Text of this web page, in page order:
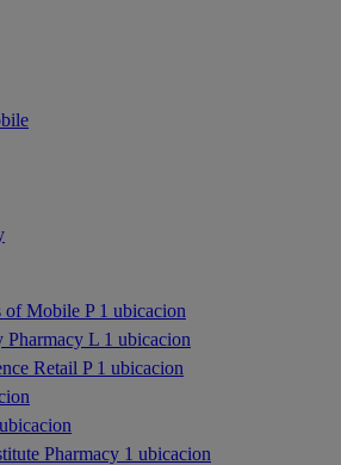
of Mobile P 1 ubicacion
Pharmacy L 1 ubicacion
Retail P 1 ubicacion
Pharmacy 1 ubicacion